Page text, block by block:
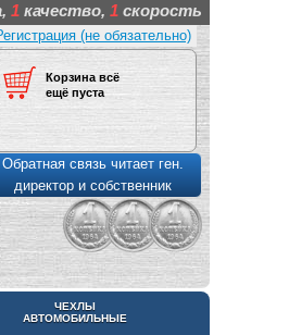
1 качество, 1 скорость
(не обязательно)
Корзина всё
ещё пуста
Обратная связь читает ген.
директор и собственник
ЧЕХЛЫ
АВТОМОБИЛЬНЫЕ